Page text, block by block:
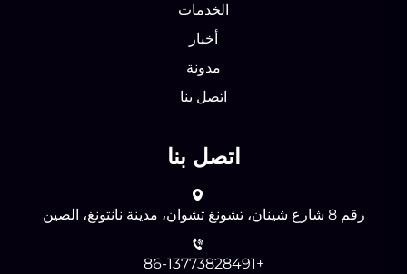
الخدمات
أخبار
مدونة
اتصل بنا
اتصل بنا
رقم 8 شارع شينان، تشونغ تشوان، مدينة نانتونغ، الصين
+86-13773828491